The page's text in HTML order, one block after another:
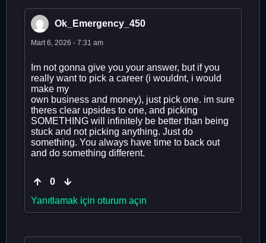
Ok_Emergency_450
Mart 6, 2026 - 7:31 am
Im not gonna give you your answer, but if you
really want to pick a career (i wouldnt, i would
make my
own business and money), just pick one. im sure
theres clear upsides to one, and picking
SOMETHING will infinitely be better than being
stuck and not picking anything. Just do
something. You always have time to back out
and do something different.
0
Yanıtlamak için oturum açın